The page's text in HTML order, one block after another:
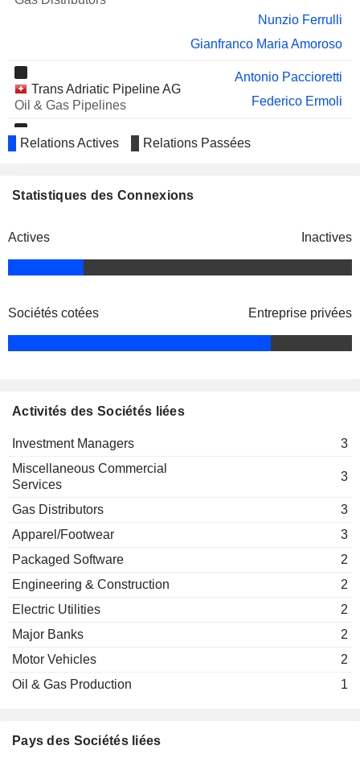
Nunzio Ferrulli
Gianfranco Maria Amoroso
Trans Adriatic Pipeline AG
Oil & Gas Pipelines
Antonio Paccioretti
Federico Ermoli
Ordine degli Avvocati di Milano
Romina Guglielmetti
Finance/Rental/Leasing
Qin Jing Shen
Italgas Reti SpA
Angels For Women
Investment Managers
Federica Lolli
Gas Distributors
Relations Actives Relations Passées
Statistiques des Connexions
Actives Inactives
Sociétés cotées Entreprise privées
Activités des Sociétés liées
Investment Managers
3
Miscellaneous Commercial
Services
3
Gas Distributors
3
Apparel/Footwear
3
Packaged Software
2
Engineering & Construction
2
Electric Utilities
2
Major Banks
2
Motor Vehicles
2
Oil & Gas Production
1
Pays des Sociétés liées